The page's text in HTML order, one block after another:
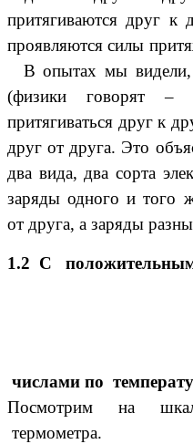
притягиваются друг к
проявляются силы
В опытах мы видели,
(физики говорят –
притягиваться друг к
друг от друга. Это
два вида, два сорта
заряды одного и того
от друга, а заряды
1.2 С
числами по
Посмотрим на
термометра.